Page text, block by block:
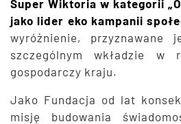
Super Wiktoria w kategorii
jako lider eko kampanii
wyróżnienie, przyznawane
szczególnym wkładzie w
gospodarczy kraju.
Jako Fundacja od lat
misję budowania